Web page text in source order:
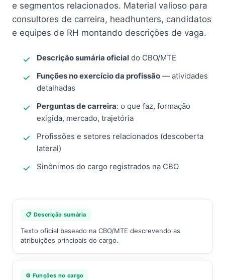
e segmentos relacionados. Material valioso para
consultores de carreira, headhunters, candidatos
e equipes de RH montando descrições de vaga.
Descrição sumária oficial do CBO/MTE
Funções no exercício da profissão — atividades
detalhadas
Perguntas de carreira: o que faz, formação
exigida, mercado, trajetória
Profissões e setores relacionados (descoberta
lateral)
Sinônimos do cargo registrados na CBO
📋 Descrição sumária
Texto oficial baseado na CBO/MTE descrevendo as
atribuições principais do cargo.
⚙️ Funções no cargo